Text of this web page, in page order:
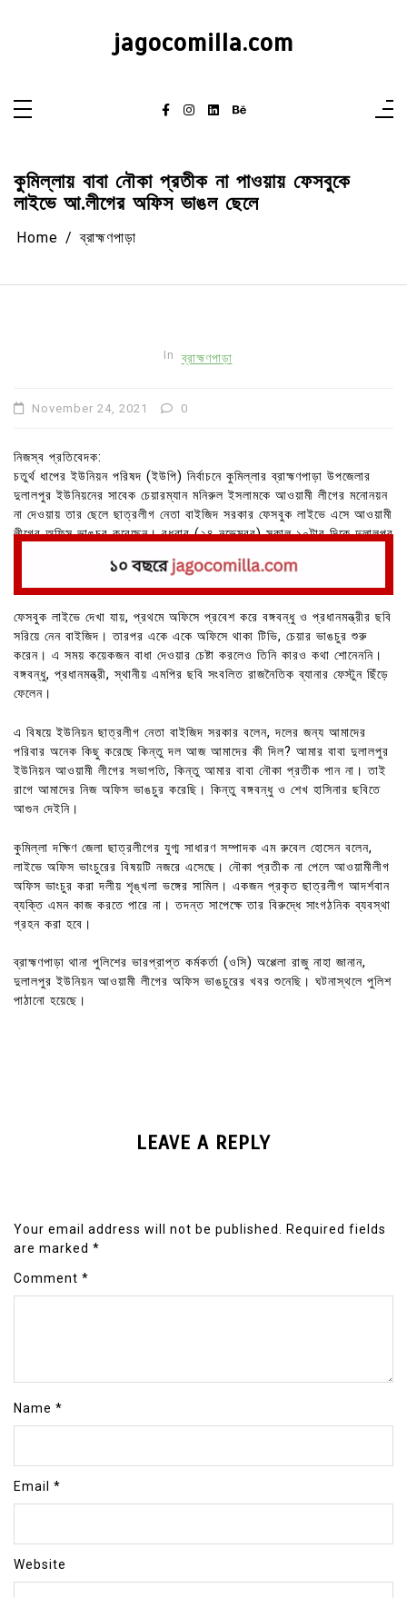
jagocomilla.com
কুমিল্লায় বাবা নৌকা প্রতীক না পাওয়ায় ফেসবুকে
লাইভে আ.লীগের অফিস ভাঙল ছেলে
Home ব্রাহ্মণপাড়া
In ব্রাহ্মণপাড়া
November 24, 2021 0
নিজস্ব প্রতিবেদক:
চতুর্থ ধাপের ইউনিয়ন পরিষদ (ইউপি) নির্বাচনে কুমিল্লার ব্রাহ্মণপাড়া উপজেলার
দুলালপুর ইউনিয়নের সাবেক চেয়ারম্যান মনিরুল ইসলামকে আওয়ামী লীগের মনোনয়ন
না দেওয়ায় তার ছেলে ছাত্রলীগ নেতা বাইজিদ সরকার ফেসবুক লাইভে এসে আওয়ামী
লীগের অফিস ভাঙচুর করেছেন। বুধবার (২৪ নভেম্বর) সকাল ১০টার দিকে দুলালপুর
ফেসবুক লাইভে দেখা যায়, প্রথমে অফিসে প্রবেশ করে বঙ্গবন্ধু ও প্রধানমন্ত্রীর ছবি
সরিয়ে নেন বাইজিদ। তারপর একে একে অফিসে থাকা টিভি, চেয়ার ভাঙচুর শুরু
করেন। এ সময় কয়েকজন বাধা দেওয়ার চেষ্টা করলেও তিনি কারও কথা শোনেননি।
বঙ্গবন্ধু, প্রধানমন্ত্রী, স্থানীয় এমপির ছবি সংবলিত রাজনৈতিক ব্যানার ফেস্টুন ছিঁড়ে
ফেলেন।
এ বিষয়ে ইউনিয়ন ছাত্রলীগ নেতা বাইজিদ সরকার বলেন, দলের জন্য আমাদের
পরিবার অনেক কিছু করেছে কিন্তু দল আজ আমাদের কী দিল? আমার বাবা দুলালপুর
ইউনিয়ন আওয়ামী লীগের সভাপতি, কিন্তু আমার বাবা নৌকা প্রতীক পান না। তাই
রাগে আমাদের নিজ অফিস ভাঙচুর করেছি। কিন্তু বঙ্গবন্ধু ও শেখ হাসিনার ছবিতে
আগুন দেইনি।
কুমিল্লা দক্ষিণ জেলা ছাত্রলীগের যুগ্ম সাধারণ সম্পাদক এম রুবেল হোসেন বলেন,
লাইভে অফিস ভাংচুরের বিষয়টি নজরে এসেছে। নৌকা প্রতীক না পেলে আওয়ামীলীগ
অফিস ভাংচুর করা দলীয় শৃঙ্খলা ভঙ্গের সামিল। একজন প্রকৃত ছাত্রলীগ আদর্শবান
ব্যক্তি এমন কাজ করতে পারে না। তদন্ত সাপেক্ষে তার বিরুদ্ধে সাংগঠনিক ব্যবস্থা
গ্রহন করা হবে।
ব্রাহ্মণপাড়া থানা পুলিশের ভারপ্রাপ্ত কর্মকর্তা (ওসি) অপ্পেলা রাজু নাহা জানান,
দুলালপুর ইউনিয়ন আওয়ামী লীগের অফিস ভাঙচুরের খবর শুনেছি। ঘটনাস্থলে পুলিশ
পাঠানো হয়েছে।
LEAVE A REPLY
Your email address will not be published.
Required fields
are marked *
Comment *
Name *
Email *
Website